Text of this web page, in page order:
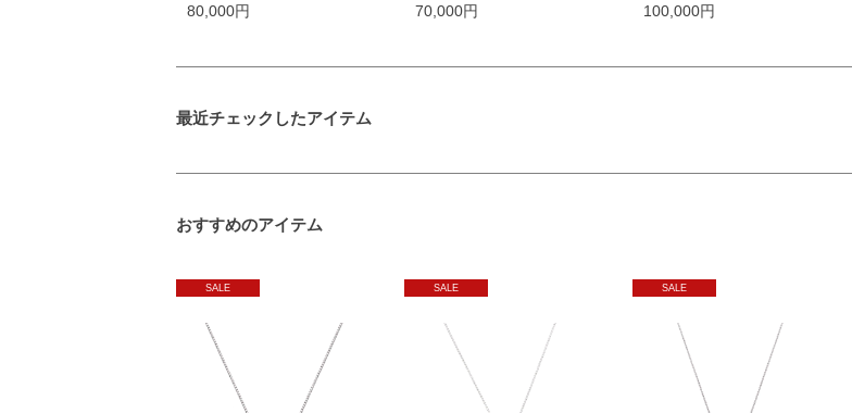
80,000円 70,000円 100,000円
最近チェックしたアイテム
おすすめのアイテム
SALE SALE SALE